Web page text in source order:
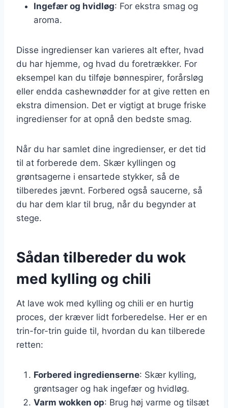
Ingefær og hvidløg: For ekstra smag og
aroma.
Disse ingredienser kan varieres alt efter, hvad
du har hjemme, og hvad du foretrækker. For
eksempel kan du tilføje bønnespirer, forårsløg
eller endda cashewnødder for at give retten en
ekstra dimension. Det er vigtigt at bruge friske
ingredienser for at opnå den bedste smag.
Når du har samlet dine ingredienser, er det tid
til at forberede dem. Skær kyllingen og
grøntsagerne i ensartede stykker, så de
tilberedes jævnt. Forbered også saucerne, så
du har dem klar til brug, når du begynder at
stege.
Sådan tilbereder du wok
med kylling og chili
At lave wok med kylling og chili er en hurtig
proces, der kræver lidt forberedelse. Her er en
trin-for-trin guide til, hvordan du kan tilberede
retten:
Forbered ingredienserne: Skær kylling,
grøntsager og hak ingefær og hvidløg.
Varm wokken op: Brug høj varme og tilsæt